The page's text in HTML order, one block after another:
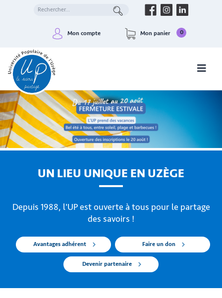
Mon compte Mon panier 0
UN LIEU UNIQUE EN UZÈGE
Depuis 1988, l'UP est ouverte à tous pour le partage
des savoirs !
Avantages adhérent Faire un don
Devenir partenaire